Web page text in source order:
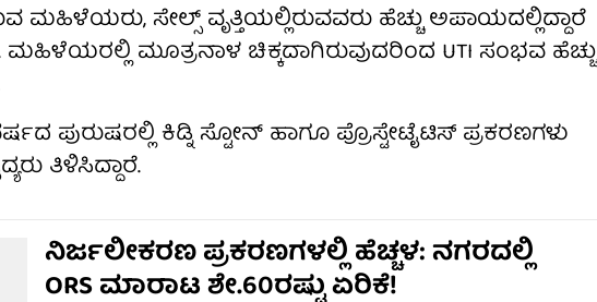
ಮಹಿಳೆಯರು, ಸೇಲ್ಸ್ ವೃತ್ತಿಯಲ್ಲಿರುವವರು ಹೆಚ್ಚು ಅಪಾಯದಲ್ಲಿದ್ದಾರೆ
ಮಹಿಳೆಯರಲ್ಲಿ ಮೂತ್ರನಾಳ ಚಿಕ್ಕದಾಗಿರುವುದರಿಂದ UTI ಸಂಭವ ಹೆಚ್ಚು
ಪುರುಷರಲ್ಲಿ ಕಿಡ್ನಿ ಸ್ಟೋನ್ ಹಾಗೂ ಪ್ರೊಸ್ಟೇಟೈಟಿಸ್ ಪ್ರಕರಣಗಳು
ತಿಳಿಸಿದ್ದಾರೆ.
ನಿರ್ಜಲೀಕರಣ ಪ್ರಕರಣಗಳಲ್ಲಿ ಹೆಚ್ಚಳ: ನಗರದಲ್ಲಿ
ORS ಮಾರಾಟ ಶೇ.60ರಷ್ಟು ಏರಿಕೆ!